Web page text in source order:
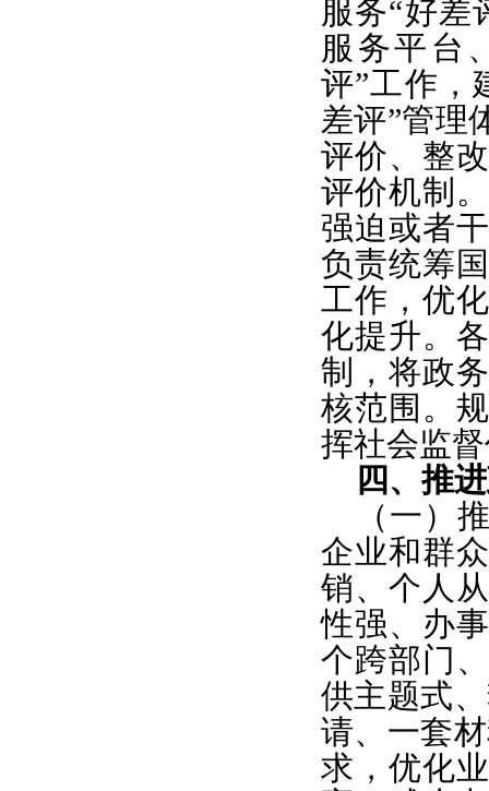
服务“好差
服务平台
评”工作，
差评”管理
评价、整
评价机制
强迫或者
负责统筹
工作，优
化提升。
制，将政
核范围。
挥社会监
四、推
（一）
企业和群
销、个人
性强、办
个跨部门
供主题式
请、一套
求，优化